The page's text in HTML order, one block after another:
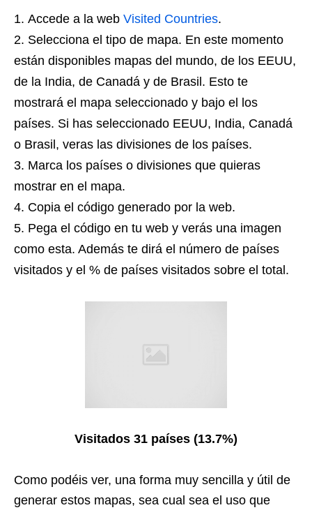
Accede a la web Visited Countries.
Selecciona el tipo de mapa. En este momento
están disponibles mapas del mundo, de los EEUU,
de la India, de Canadá y de Brasil. Esto te
mostrará el mapa seleccionado y bajo el los
países. Si has seleccionado EEUU, India, Canadá
o Brasil, veras las divisiones de los países.
Marca los países o divisiones que quieras
mostrar en el mapa.
Copia el código generado por la web.
Pega el código en tu web y verás una imagen
como esta. Además te dirá el número de países
visitados y el % de países visitados sobre el total.
Visitados 31 países (13.7%)
Como podéis ver, una forma muy sencilla y útil de
generar estos mapas, sea cual sea el uso que